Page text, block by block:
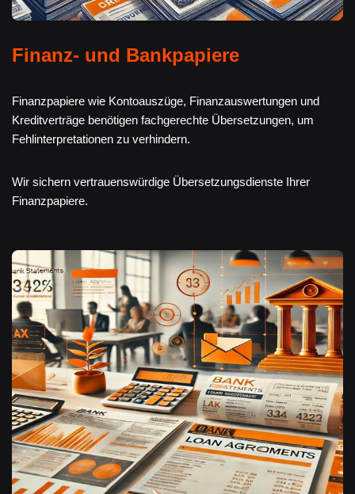
Finanz- und Bankpapiere
Finanzpapiere wie Kontoauszüge, Finanzauswertungen und
Kreditverträge benötigen fachgerechte Übersetzungen, um
Fehlinterpretationen zu verhindern.
Wir sichern vertrauenswürdige Übersetzungsdienste Ihrer
Finanzpapiere.